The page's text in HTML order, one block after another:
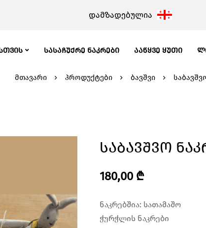
დამზადებულია
ᲡᲐᲡᲐᲩᲣᲥᲠᲔ ᲜᲐᲙᲠᲔᲑᲘ ᲐᲐᲬᲧᲕᲔ ᲧᲣᲗᲘ
მთავარი პროდუქტები ბავშვი
Საბავშვო
180,00 ₾
ნაკრებშია: სათამაშო
ჭურჭლის ნაკრები